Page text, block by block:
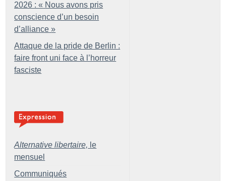
2026 : « Nous avons pris
conscience d’un besoin
d’alliance »
Attaque de la pride de Berlin :
faire front uni face à l’horreur
fasciste
Alternative libertaire, le
mensuel
Communiqués